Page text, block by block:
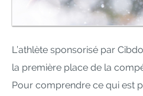
L’athlète sponsorisé par
la première place de la
Pour comprendre ce qui est